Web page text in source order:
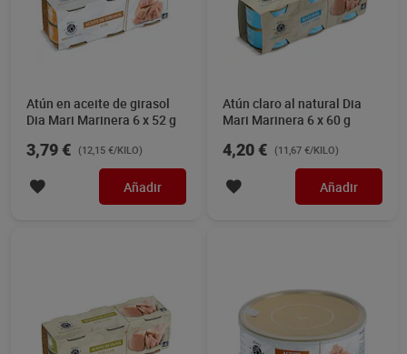
Atún en aceite de girasol
Dia Mari Marinera 6 x 52 g
3,79 € (12,15 €/KILO)
Añadir
Atún claro al natural Dia
Mari Marinera 6 x 60 g
4,20 € (11,67 €/KILO)
Añadir